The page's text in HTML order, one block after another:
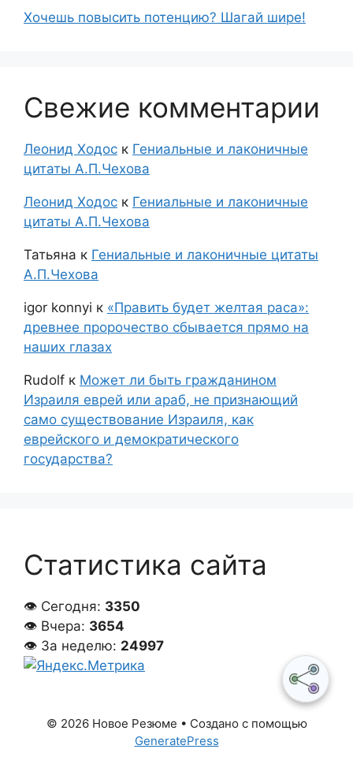
Хочешь повысить потенцию? Шагай шире!
Свежие комментарии
Леонид Ходос к Гениальные и лаконичные
цитаты А.П.Чехова
Леонид Ходос к Гениальные и лаконичные
цитаты А.П.Чехова
Татьяна к Гениальные и лаконичные цитаты
А.П.Чехова
igor konnyi к «Править будет желтая раса»:
древнее пророчество сбывается прямо на
наших глазах
Rudolf к Может ли быть гражданином
Израиля еврей или араб, не признающий
само существование Израиля, как
еврейского и демократического
государства?
Статистика сайта
👁 Сегодня: 3350
👁 Вчера: 3654
👁 За неделю: 24997
© 2026 Новое Резюме • Создано с помощью
GeneratePress